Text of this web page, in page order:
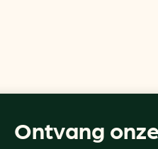
Ontvang